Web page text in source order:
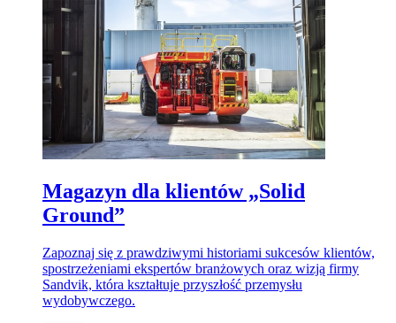
Magazyn dla klientów „Solid
Ground”
Zapoznaj się z prawdziwymi historiami sukcesów klientów,
spostrzeżeniami ekspertów branżowych oraz wizją firmy
Sandvik, która kształtuje przyszłość przemysłu
wydobywczego.